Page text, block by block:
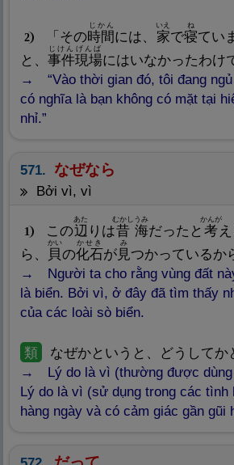
2 「その時間
Nghĩa: Khoảng, ở giữa, bên
じかん
には、 家
Nghĩa: Ngôi nhà
いえ
で寝
ね
てい
と、 事
Nghĩa: Việc, công việc, chức vụ
件
じけん
現場
げんば
にはいなかったわけ
“Vào thời gian đó, tôi đang
có nghĩa là bạn không có mặt tại
nhỉ.”
571. なぜなら
bởi vì, vì
1 この辺
あた
りは昔
Nghĩa: Xưa, trước
むかし
海
うみ
だったと 考
かんが
ら、
貝
かい
の化石
かせき
が見
み
つかっているか
Người ta cho rằng vùng đất
là biển. Bởi vì, ở đây đã tìm thấy
của các loài sò biển.
類
なぜかというと、どうしてか
Lý do là vì (thường được
Lý do là vì (sử dụng trong các tình
hàng ngày và có cảm giác gần gũi